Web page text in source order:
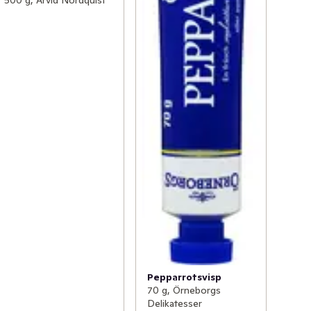
Pepparrotsvisp
70 g, Örneborgs
Delikatesser